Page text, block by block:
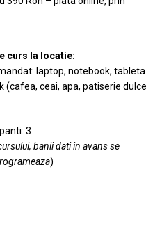
curs la locatie:
laptop, notebook, tableta
(cafea, ceai, apa, patiserie dulce
3
banii dati in avans se
)